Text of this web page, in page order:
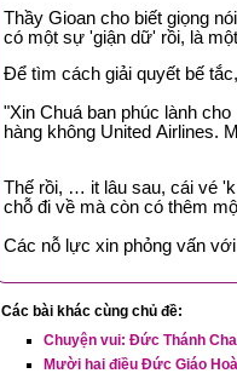
Thầy Gioan cho biết giọng
có một sự 'giận dữ' rồi, là
Để tìm cách giải quyết bế
"Xin Chuá ban phúc lành
hàng không United Airlines.
Thế rồi, … it lâu sau, cái vé
chỗ đi về mà còn có thêm
Các nỗ lực xin phỏng vấn
Các bài khác cùng chủ đề:
Chuyện vui: Đức Thánh
Mười hai điều Đức Giáo